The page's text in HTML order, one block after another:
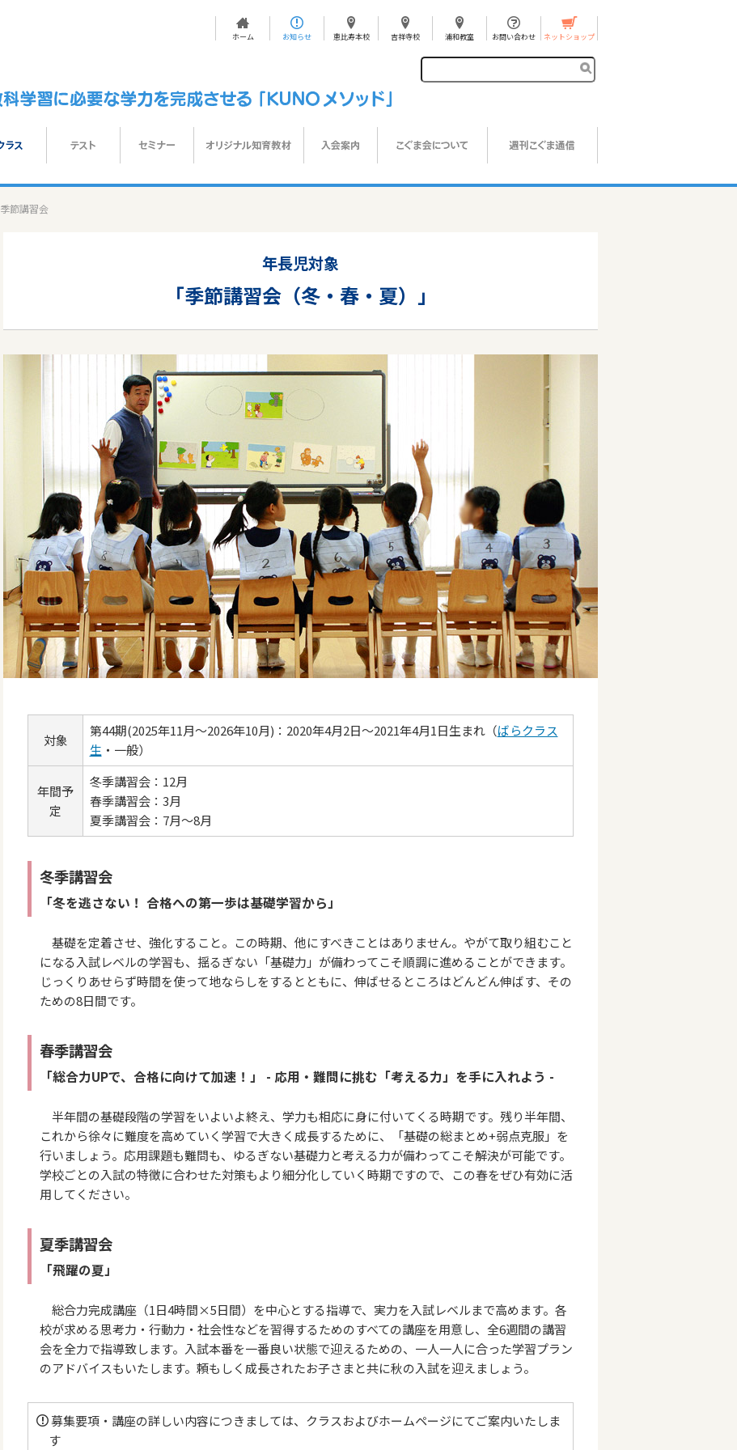
ホーム お知らせ 恵比寿本校 吉祥寺校 浦和教室 お問い合わせ ネットショップ
季節講習会
年長児対象
「季節講習会（冬・春・夏）」
対象
第44期(2025年11月～2026年10月)：2020年4月2日～2021年4月1日生まれ（ばらクラス
生 ・一般）
年間予
定
冬季講習会：12月
春季講習会：3月
夏季講習会：7月～8月
冬季講習会
「冬を逃さない！ 合格への第一歩は基礎学習から」
基礎を定着させ、強化すること。この時期、他にすべきことはありません。やがて取り組むこと
になる入試レベルの学習も、揺るぎない「基礎力」が備わってこそ順調に進めることができます。
じっくりあせらず時間を使って地ならしをするとともに、伸ばせるところはどんどん伸ばす、その
ための8日間です。
春季講習会
「総合力UPで、合格に向けて加速！」 - 応用・難問に挑む「考える力」を手に入れよう -
半年間の基礎段階の学習をいよいよ終え、学力も相応に身に付いてくる時期です。残り半年間、
これから徐々に難度を高めていく学習で大きく成長するために、「基礎の総まとめ+弱点克服」を
行いましょう。応用課題も難問も、ゆるぎない基礎力と考える力が備わってこそ解決が可能です。
学校ごとの入試の特徴に合わせた対策もより細分化していく時期ですので、この春をぜひ有効に活
用してください。
夏季講習会
「飛躍の夏」
総合力完成講座（1日4時間×5日間）を中心とする指導で、実力を入試レベルまで高めます。各
校が求める思考力・行動力・社会性などを習得するためのすべての講座を用意し、全6週間の講習
会を全力で指導致します。入試本番を一番良い状態で迎えるための、一人一人に合った学習プラン
のアドバイスもいたします。頼もしく成長されたお子さまと共に秋の入試を迎えましょう。
募集要項・講座の詳しい内容につきましては、クラスおよびホームページにてご案内いたしま
す